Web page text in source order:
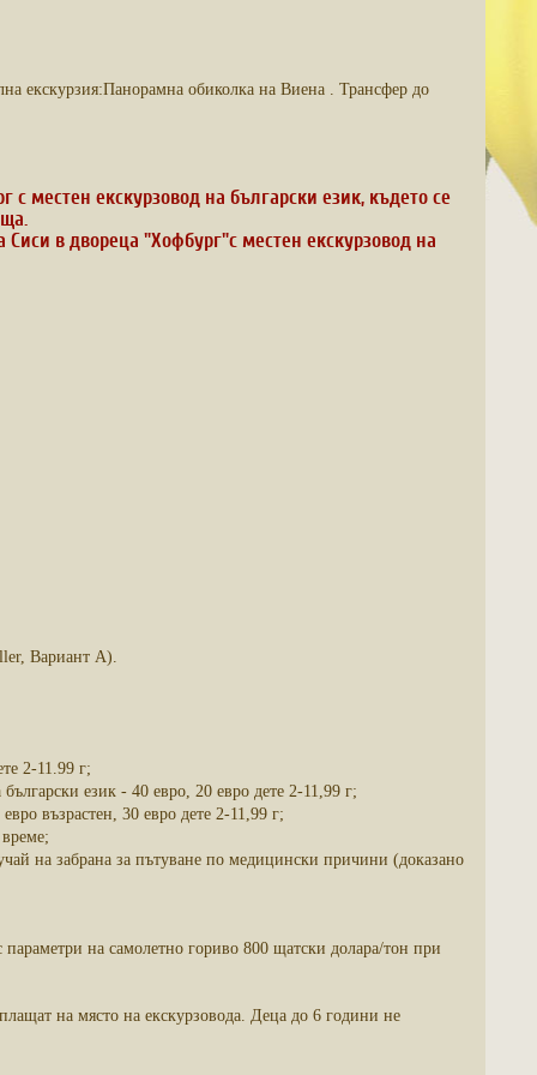
екскурзия:Панорамна обиколка на Виена . Трансфер до
местен екскурзовод на български език, където се
в двореца "Хофбург"с местен екскурзовод на
Вариант А).
2-11.99 г;
език - 40 евро, 20 евро дете 2-11,99 г;
възрастен, 30 евро дете 2-11,99 г;
на забрана за пътуване по медицински причини (доказано
на самолетно гориво 800 щатски долара/тон при
на място на екскурзовода. Деца до 6 години не